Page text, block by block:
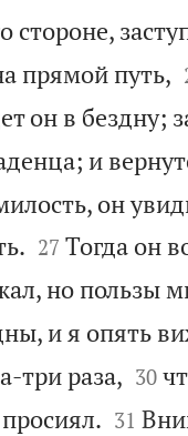
стороне,
прямой путь,
он в бездну;
и
он

27 Тогда он
но пользы
и я опять
три раза, 

30

31